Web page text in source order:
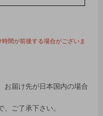
間が前後する場合がございま
お届け先が日本国内の場合
ご了承下さい。